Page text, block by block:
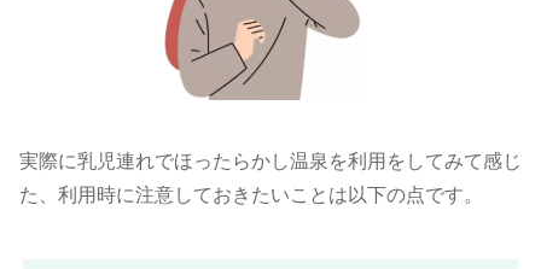
実際に乳児連れでほったらかし温泉を利用をしてみて感じ
た、利用時に注意しておきたいことは以下の点です。